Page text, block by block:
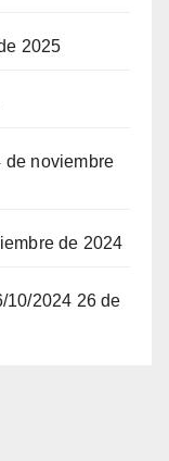
2025
de noviembre
de 2024
10/2024 26 de